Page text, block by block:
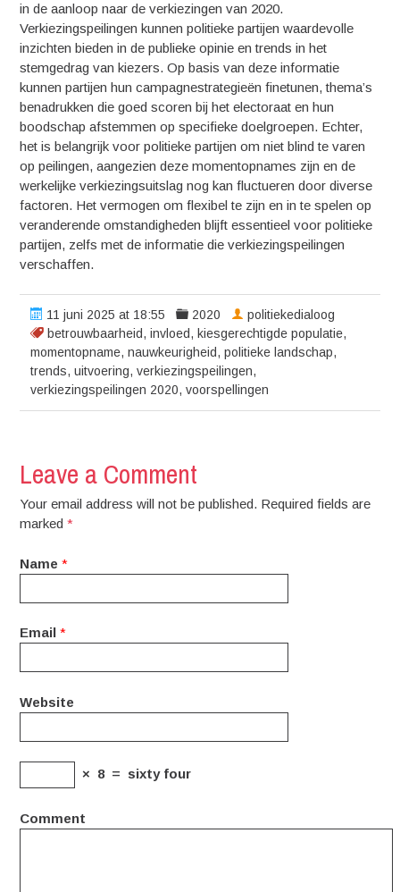
in de aanloop naar de verkiezingen van 2020.
Verkiezingspeilingen kunnen politieke partijen waardevolle
inzichten bieden in de publieke opinie en trends in het
stemgedrag van kiezers. Op basis van deze informatie
kunnen partijen hun campagnestrategieën finetunen, thema’s
benadrukken die goed scoren bij het electoraat en hun
boodschap afstemmen op specifieke doelgroepen. Echter,
het is belangrijk voor politieke partijen om niet blind te varen
op peilingen, aangezien deze momentopnames zijn en de
werkelijke verkiezingsuitslag nog kan fluctueren door diverse
factoren. Het vermogen om flexibel te zijn en in te spelen op
veranderende omstandigheden blijft essentieel voor politieke
partijen, zelfs met de informatie die verkiezingspeilingen
verschaffen.
11 juni 2025 at 18:55
2020
betrouwbaarheid,invloed, kiesgerechtigde populatie,
momentopname,nauwkeurigheid,politieke landschap,
trends,uitvoering,verkiezingspeilingen,
verkiezingspeilingen 2020,voorspellingen
politiekedialoog
Leave a Comment
Your email address will not be published. Required fields are
marked*
Name *
Email *
Website
× 8 = sixty four
Comment